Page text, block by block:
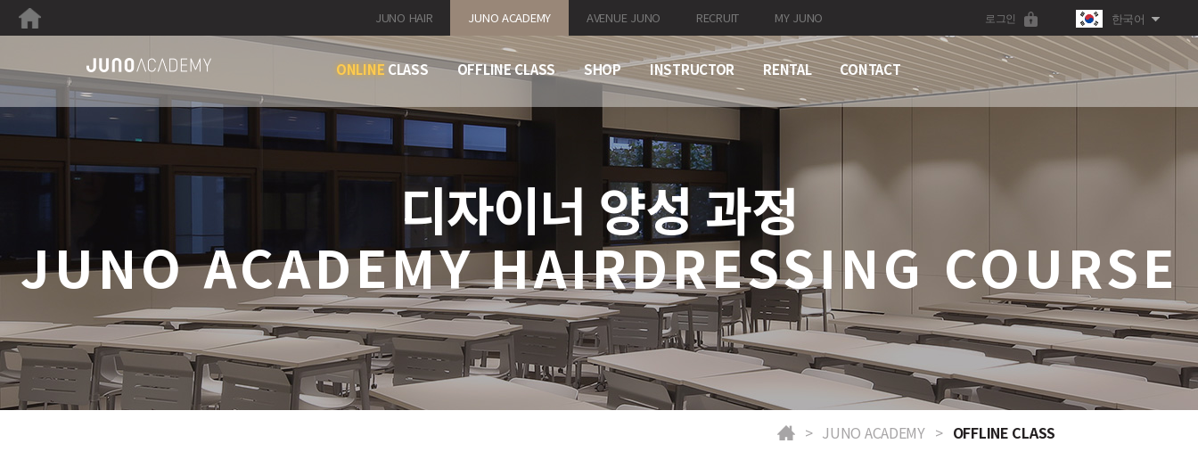
JUNO HAIR JUNO ACADEMY AVENUE JUNO RECRUIT MY JUNO 로그인 한국어
ONLINE CLASS OFFLINE CLASS SHOP INSTRUCTOR RENTAL CONTACT
디자이너 양성 과정
JUNO ACADEMY HAIRDRESSING COURSE
> JUNO ACADEMY > OFFLINE CLASS